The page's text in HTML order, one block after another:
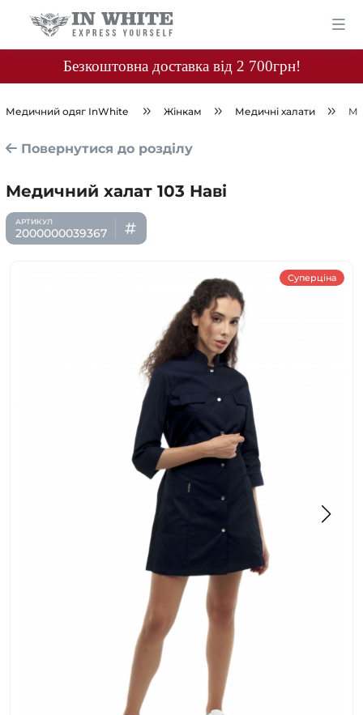
Безкоштовна доставка від 2 700грн!
Медичний одяг InWhite Жінкам Медичні халати
Повернутися до розділу
Медичний халат 103 Наві
2000000039367
Суперціна